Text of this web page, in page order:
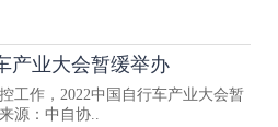
产业大会暂缓举办
工作，2022中国自行车产业大会暂
源：中自协..